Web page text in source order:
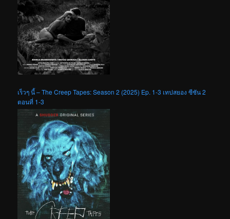
เร็วๆ นี้ – The Creep Tapes: Season 2 (2025) Ep. 1-3 เทปสยอง ซีซัน 2
ตอนที่ 1-3